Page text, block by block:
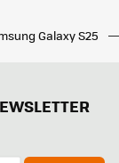
Galaxy S25